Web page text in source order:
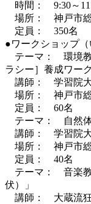
時間： 9:30～
場所： 神戸市
定員： 350名
●ワークショップ（
テーマ： 環境教
ラシー］養成ワー
講師： 学習院大
場所： 神戸市総
定員： 60名
テーマ： 自然体
講師： 学習院大
場所： 神戸市総
定員： 40名
テーマ： 音楽教
伏）」
講師： 大蔵流